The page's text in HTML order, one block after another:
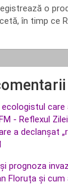
o
în timp ce
care
- Reflexul Zilei
a declanșat
prognoza
Floruța și